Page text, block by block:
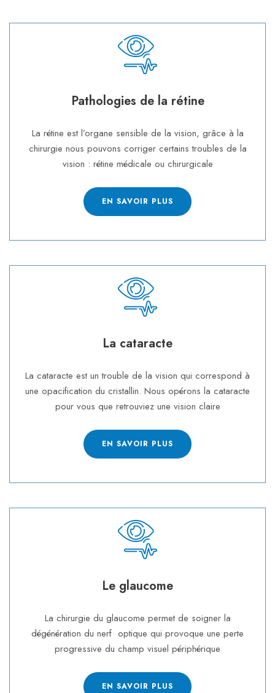
Pathologies de la rétine
La rétine est l’organe sensible de la vision, grâce à la
chirurgie nous pouvons corriger certains troubles de la
vision : rétine médicale ou chirurgicale
EN SAVOIR PLUS
La cataracte
La cataracte est un trouble de la vision qui correspond à
une opacification du cristallin. Nous opérons la cataracte
pour vous que retrouviez une vision claire
EN SAVOIR PLUS
Le glaucome
La chirurgie du glaucome permet de soigner la
dégénération du nerf optique qui provoque une perte
progressive du champ visuel périphérique
EN SAVOIR PLUS